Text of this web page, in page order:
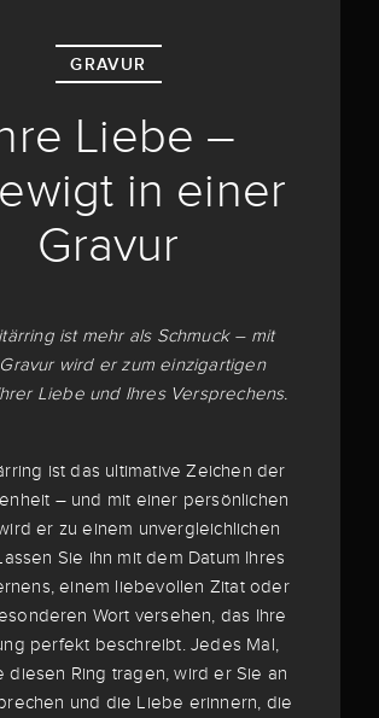
GRAVUR
Liebe –
in einer
Gravur
ist mehr als Schmuck – mit
wird er zum einzigartigen
Liebe und Ihres Versprechens.
ist das ultimative Zeichen der
– und mit einer persönlichen
er zu einem unvergleichlichen
Sie ihn mit dem Datum Ihres
einem liebevollen Zitat oder
Wort versehen, das Ihre
perfekt beschreibt. Jedes Mal,
diesen Ring tragen, wird er Sie an
und die Liebe erinnern, die